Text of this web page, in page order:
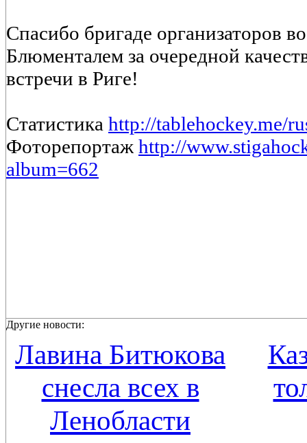
Спасибо бригаде организаторов
Блюменталем за очередной
встречи в Риге!
Статистика http://tablehockey.me/
Фоторепортажhttp://
album=662
Другие новости:
Лавина Битюкова
снесла всех в
Ленобласти